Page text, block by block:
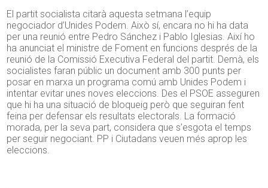
El partit socialista citarà aquesta setmana l’equip
negociador d’Unides Podem. Això sí, encara no hi ha data
per una reunió entre Pedro Sánchez i Pablo Iglesias. Així ho
ha anunciat el ministre de Foment en funcions després de la
reunió de la Comissió Executiva Federal del partit. Demà, els
socialistes faran públic un document amb 300 punts per
posar en marxa un programa comú amb Unides Podem i
intentar evitar unes noves eleccions. Des el PSOE asseguren
que hi ha una situació de bloqueig però que seguiran fent
feina per defensar els resultats electorals. La formació
morada, per la seva part, considera que s’esgota el temps
per seguir negociant. PP i Ciutadans veuen més aprop les
eleccions.